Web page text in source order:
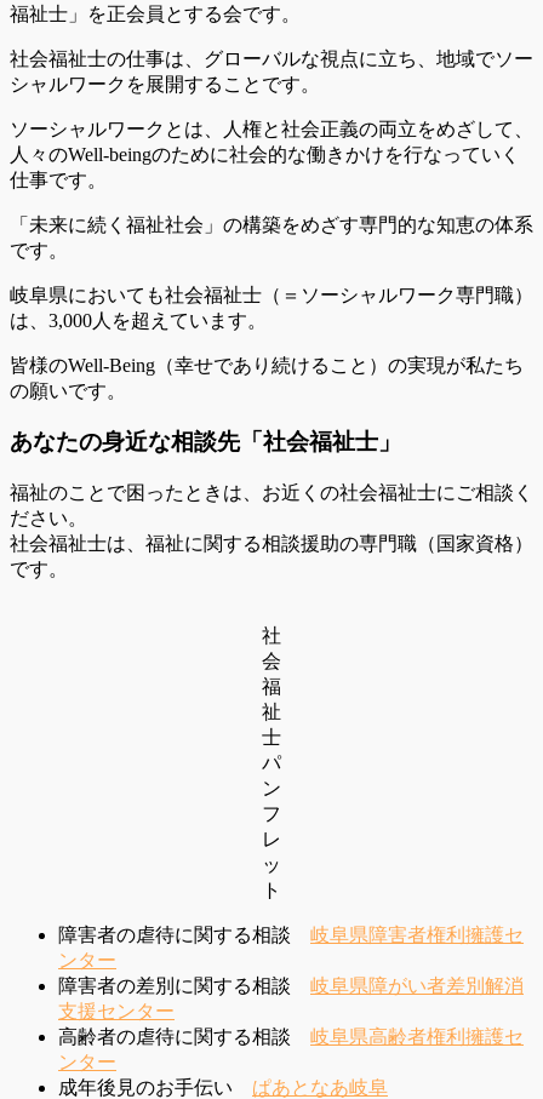
福祉士」を正会員とする会です。
社会福祉士の仕事は、グローバルな視点に立ち、地域でソー
シャルワークを展開することです。
ソーシャルワークとは、人権と社会正義の両立をめざして、
人々のWell-beingのために社会的な働きかけを行なっていく
仕事です。
「未来に続く福祉社会」の構築をめざす専門的な知恵の体系
です。
岐阜県においても社会福祉士（＝ソーシャルワーク専門職）
は、3,000人を超えています。
皆様のWell-Being（幸せであり続けること）の実現が私たち
の願いです。
あなたの身近な相談先「社会福祉士」
福祉のことで困ったときは、お近くの社会福祉士にご相談く
ださい。
社会福祉士は、福祉に関する相談援助の専門職（国家資格）
です。
社
会
福
祉
士
パ
ン
フ
レ
ッ
ト
障害者の虐待に関する相談 岐阜県障害者権利擁護セ
ンター
障害者の差別に関する相談 岐阜県障がい者差別解消
支援センター
高齢者の虐待に関する相談 岐阜県高齢者権利擁護セ
ンター
成年後見のお手伝い ぱあとなあ岐阜